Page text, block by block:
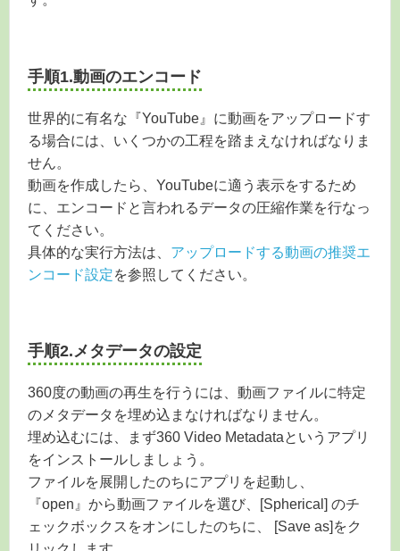
手順1.動画のエンコード
世界的に有名な『YouTube』に動画をアップロードす
る場合には、いくつかの工程を踏まえなければなりま
せん。
動画を作成したら、YouTubeに適う表示をするため
に、エンコードと言われるデータの圧縮作業を行なっ
てください。
具体的な実行方法は、 アップロードする動画の推奨エ
ンコード設定を参照してください。
手順2.メタデータの設定
360度の動画の再生を行うには、動画ファイルに特定
のメタデータを埋め込まなければなりません。
埋め込むには、まず360 Video Metadataというアプリ
をインストールしましょう。
ファイルを展開したのちにアプリを起動し、
『open』から動画ファイルを選び、[Spherical] のチ
ェックボックスをオンにしたのちに、 [Save as]をク